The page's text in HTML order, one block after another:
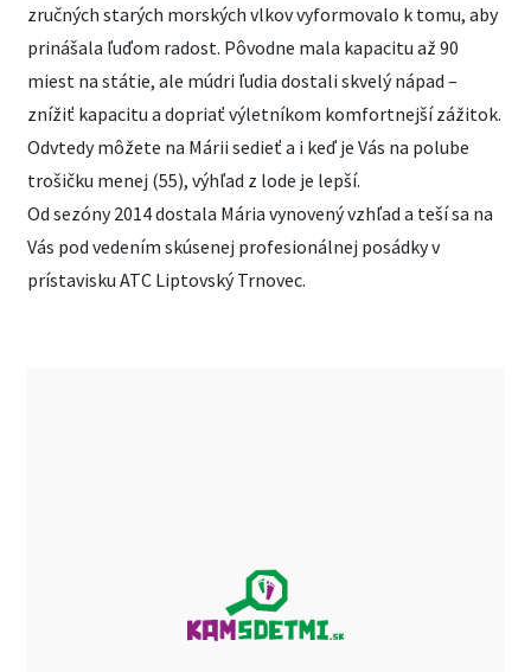
zručných starých morských vlkov vyformovalo k tomu, aby
prinášala ľuďom radost. Pôvodne mala kapacitu až 90
miest na státie, ale múdri ľudia dostali skvelý nápad –
znížiť kapacitu a dopriať výletníkom komfortnejší zážitok.
Odvtedy môžete na Márii sedieť a i keď je Vás na polube
trošičku menej (55), výhľad z lode je lepší.
Od sezóny 2014 dostala Mária vynovený vzhľad a teší sa na
Vás pod vedením skúsenej profesionálnej posádky v
prístavisku ATC Liptovský Trnovec.